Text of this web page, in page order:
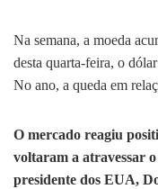
Na semana, a moeda
desta quarta-feira, o
No ano, a queda em
O mercado reagiu
voltaram a atravessar
presidente dos EUA,